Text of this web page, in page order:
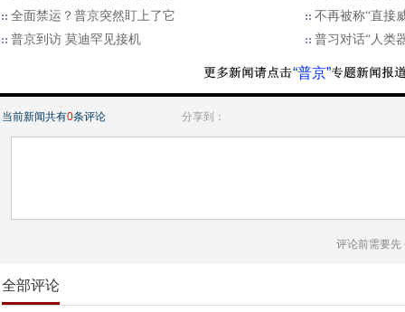
全面禁运？普京突然盯上了它
不再被称“直接
普京到访 莫迪罕见接机
普习对话“人类
“普京”
当前新闻共有0条评论 分享到：
评论前需要先
全部评论